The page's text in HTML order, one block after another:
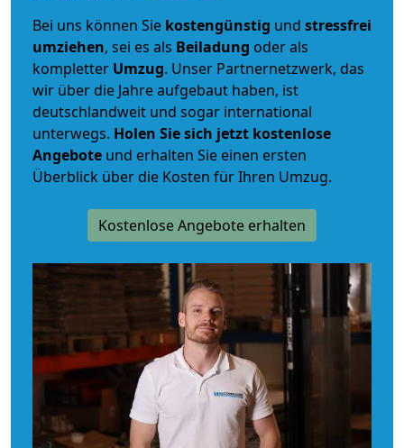
Bei uns können Sie kostengünstig und stressfrei
umziehen, sei es als Beiladung oder als
kompletter Umzug. Unser Partnernetzwerk, das
wir über die Jahre aufgebaut haben, ist
deutschlandweit und sogar international
unterwegs. Holen Sie sich jetzt kostenlose
Angebote und erhalten Sie einen ersten
Überblick über die Kosten für Ihren Umzug.
Kostenlose Angebote erhalten